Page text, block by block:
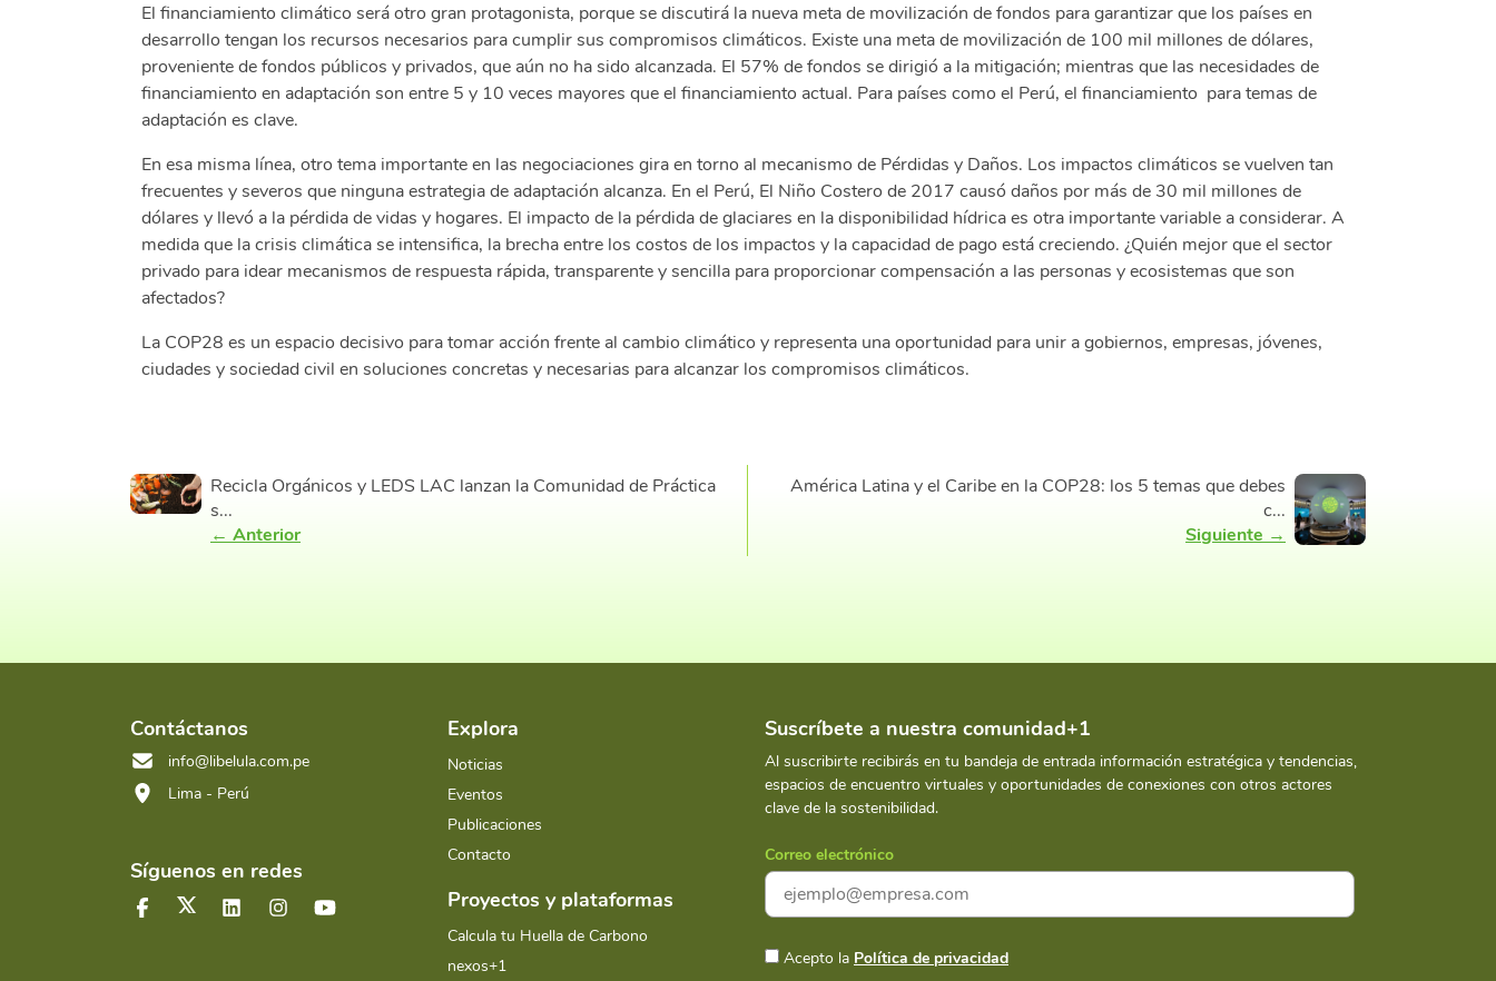
El financiamiento climático será otro gran protagonista, porque se discutirá la nueva meta de movilización de fondos para garantizar que los países en
desarrollo tengan los recursos necesarios para cumplir sus compromisos climáticos. Existe una meta de movilización de 100 mil millones de dólares,
proveniente de fondos públicos y privados, que aún no ha sido alcanzada. El 57% de fondos se dirigió a la mitigación; mientras que las necesidades de
financiamiento en adaptación son entre 5 y 10 veces mayores que el financiamiento actual. Para países como el Perú, el financiamiento para temas de
adaptación es clave.
En esa misma línea, otro tema importante en las negociaciones gira en torno al mecanismo de Pérdidas y Daños. Los impactos climáticos se vuelven tan
frecuentes y severos que ninguna estrategia de adaptación alcanza. En el Perú, El Niño Costero de 2017 causó daños por más de 30 mil millones de
dólares y llevó a la pérdida de vidas y hogares. El impacto de la pérdida de glaciares en la disponibilidad hídrica es otra importante variable a considerar. A
medida que la crisis climática se intensifica, la brecha entre los costos de los impactos y la capacidad de pago está creciendo. ¿Quién mejor que el sector
privado para idear mecanismos de respuesta rápida, transparente y sencilla para proporcionar compensación a las personas y ecosistemas que son
afectados?
La COP28 es un espacio decisivo para tomar acción frente al cambio climático y representa una oportunidad para unir a gobiernos, empresas, jóvenes,
ciudades y sociedad civil en soluciones concretas y necesarias para alcanzar los compromisos climáticos.
Recicla Orgánicos y LEDS LAC lanzan la Comunidad de Práctica
s...
← Anterior
América Latina y el Caribe en la COP28: los 5 temas que debes
c...
Siguiente →
Contáctanos
info@libelula.com.pe
Lima - Perú
Síguenos en redes
Explora
Noticias
Eventos
Publicaciones
Contacto
Proyectos y plataformas
Calcula tu Huella de Carbono
nexos+1
Suscríbete a nuestra comunidad+1
Al suscribirte recibirás en tu bandeja de entrada información estratégica y tendencias,
espacios de encuentro virtuales y oportunidades de conexiones con otros actores
clave de la sostenibilidad.
Correo electrónico
Acepto la Política de privacidad